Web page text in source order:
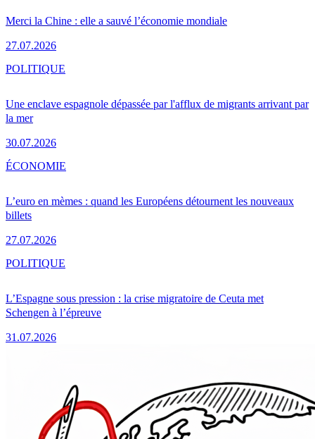
Merci la Chine : elle a sauvé l’économie mondiale
27.07.2026
Une enclave espagnole dépassée par l'afflux de migrants arrivant par
la mer
30.07.2026
POLITIQUE
L’euro en mèmes : quand les Européens détournent les nouveaux
billets
27.07.2026
ÉCONOMIE
L’Espagne sous pression : la crise migratoire de Ceuta met
Schengen à l’épreuve
31.07.2026
POLITIQUE